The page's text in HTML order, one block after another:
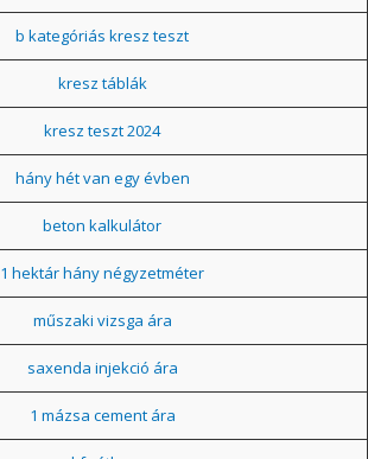
b kategóriás kresz teszt
kresz táblák
kresz teszt 2024
hány hét van egy évben
beton kalkulátor
1 hektár hány négyzetméter
műszaki vizsga ára
saxenda injekció ára
1 mázsa cement ára